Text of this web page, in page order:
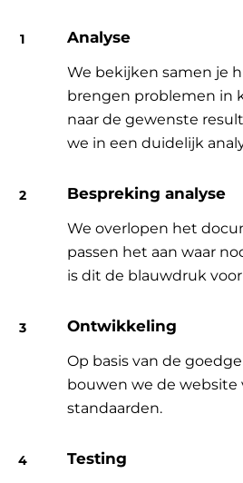
Analyse
We bekijken samen je
brengen problemen in
naar de gewenste
we in een duidelijk
Bespreking analyse
We overlopen het
passen het aan waar
is dit de blauwdruk
Ontwikkeling
Op basis van de
bouwen we de website
standaarden.
Testing